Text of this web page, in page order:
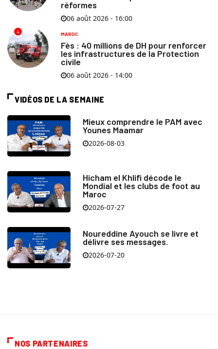
réformes
06 août 2026 - 16:00
4 MAROC
Fès : 40 millions de DH pour renforcer
les infrastructures de la Protection
civile
06 août 2026 - 14:00
VIDÉOS DE LA SEMAINE
Mieux comprendre le PAM avec
Younes Maamar
2026-08-03
Hicham el Khlifi décode le
Mondial et les clubs de foot au
Maroc
2026-07-27
Noureddine Ayouch se livre et
délivre ses messages.
2026-07-20
NOS PARTENAIRES